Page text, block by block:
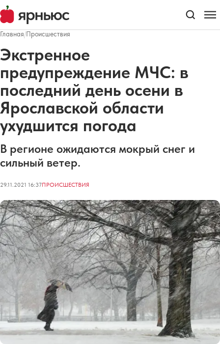
Главная/Происшествия
Экстренное
предупреждение МЧС: в
последний день осени в
Ярославской области
ухудшится погода
В регионе ожидаются мокрый снег и
сильный ветер.
29.11.2021 16:37ПРОИСШЕСТВИЯ